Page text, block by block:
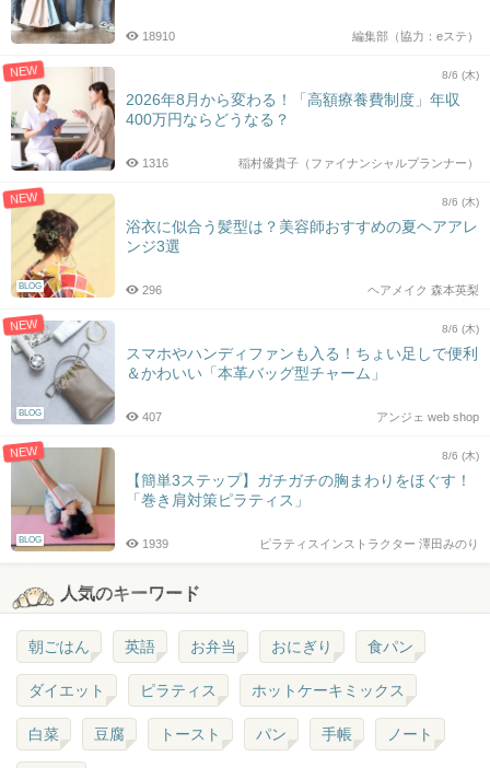
編集部（協力：eステ）
18910
NEW 8/6 (木)
2026年8月から変わる！「高額療養費制度」年収
400万円ならどうなる？
稲村優貴子（ファイナンシャルプランナー）
1316
NEW
BLOG
8/6 (木)
浴衣に似合う髪型は？美容師おすすめの夏ヘアアレ
ンジ3選
ヘアメイク 森本英梨
296
NEW
BLOG
8/6 (木)
スマホやハンディファンも入る！ちょい足しで便利
＆かわいい「本革バッグ型チャーム」
アンジェ web shop
407
NEW
BLOG
8/6 (木)
【簡単3ステップ】ガチガチの胸まわりをほぐす！
「巻き肩対策ピラティス」
ピラティスインストラクター 澤田みのり
1939
人気のキーワード
朝ごはん 英語 お弁当 おにぎり 食パン
ダイエット ピラティス ホットケーキミックス
白菜 豆腐 トースト パン 手帳 ノート